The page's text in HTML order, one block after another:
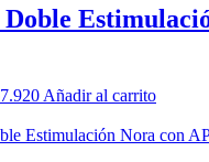
es:
$ 487.920.
El
actual
Añadir al carrito